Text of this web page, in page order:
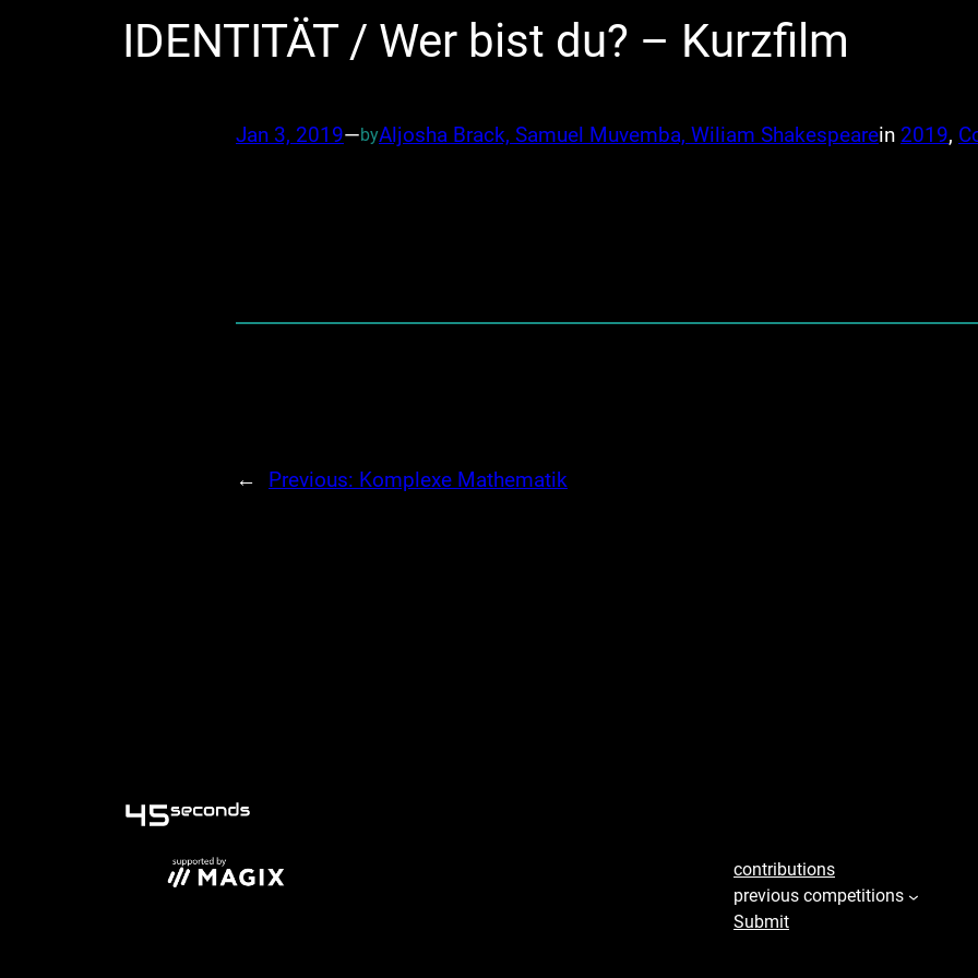
IDENTITÄT / Wer bist du? – Kurzfilm
Jan 3, 2019—byAljosha Brack, Samuel Muvemba, Wiliam Shakespearein 2019,
← Previous: Komplexe Mathematik
contributions
previous competitions
Submit